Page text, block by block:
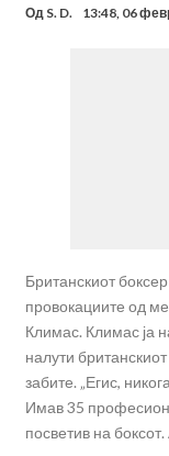
Од S. D. 13:48, 06
Британскиот
провокациите од
Климас. Климас ја
налути
забите. „Егис,
Имав 35
посветив на